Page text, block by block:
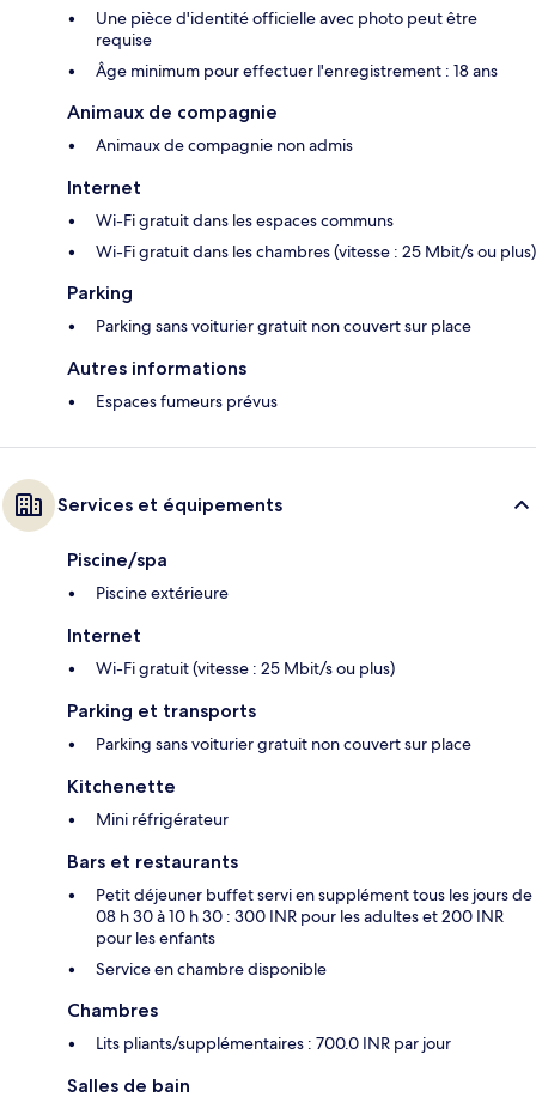
Une pièce d'identité officielle avec photo peut être
requise
Âge minimum pour effectuer l'enregistrement : 18 ans
Animaux de compagnie
Animaux de compagnie non admis
Internet
Wi-Fi gratuit dans les espaces communs
Wi-Fi gratuit dans les chambres (vitesse : 25 Mbit/s ou plus)
Parking
Parking sans voiturier gratuit non couvert sur place
Autres informations
Espaces fumeurs prévus
Services et équipements
Piscine/spa
Piscine extérieure
Internet
Wi-Fi gratuit (vitesse : 25 Mbit/s ou plus)
Parking et transports
Parking sans voiturier gratuit non couvert sur place
Kitchenette
Mini réfrigérateur
Bars et restaurants
Petit déjeuner buffet servi en supplément tous les jours de
08 h 30 à 10 h 30 : 300 INR pour les adultes et 200 INR
pour les enfants
Service en chambre disponible
Chambres
Lits pliants/supplémentaires : 700.0 INR par jour
Salles de bain